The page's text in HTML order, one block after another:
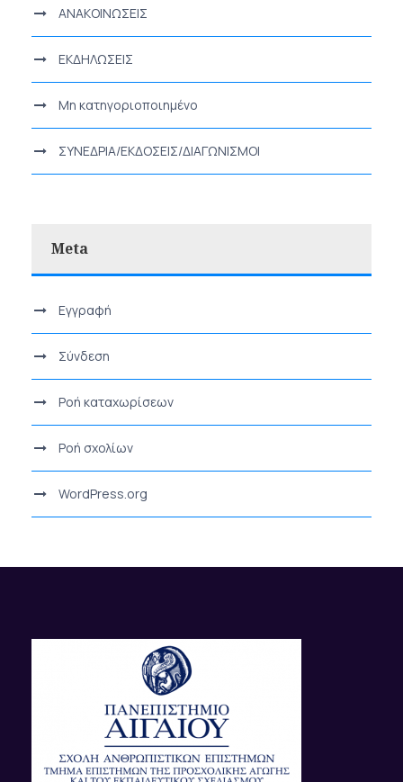
ΑΝΑΚΟΙΝΩΣΕΙΣ
ΕΚΔΗΛΩΣΕΙΣ
Μη κατηγοριοποιημένο
ΣΥΝΕΔΡΙΑ/ΕΚΔΟΣΕΙΣ/ΔΙΑΓΩΝΙΣΜΟΙ
Meta
Εγγραφή
Σύνδεση
Ροή καταχωρίσεων
Ροή σχολίων
WordPress.org